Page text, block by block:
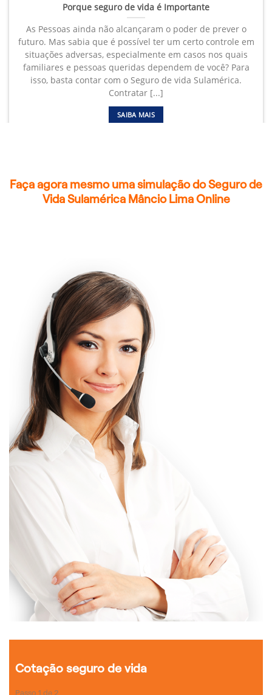
Porque seguro de vida é Importante
As Pessoas ainda não alcançaram o poder de prever o
futuro. Mas sabia que é possível ter um certo controle em
situações adversas, especialmente em casos nos quais
familiares e pessoas queridas dependem de você? Para
isso, basta contar com o Seguro de vida Sulamérica.
Contratar [...]
SAIBA MAIS
Faça agora mesmo uma simulação do Seguro de
Vida Sulamérica Mâncio Lima Online
Cotação seguro de vida
Passo 1 de 2